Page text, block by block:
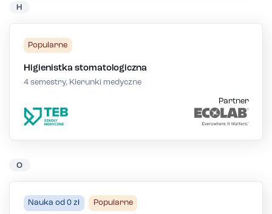
H
Popularne
Higienistka stomatologiczna
4 semestry, Kierunki medyczne
Partner
O
Nauka od 0 zł Popularne